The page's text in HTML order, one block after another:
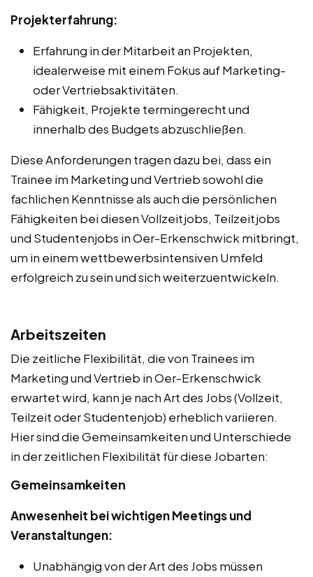
Projekterfahrung:
Erfahrung in der Mitarbeit an Projekten,
idealerweise mit einem Fokus auf Marketing-
oder Vertriebsaktivitäten.
Fähigkeit, Projekte termingerecht und
innerhalb des Budgets abzuschließen.
Diese Anforderungen tragen dazu bei, dass ein
Trainee im Marketing und Vertrieb sowohl die
fachlichen Kenntnisse als auch die persönlichen
Fähigkeiten bei diesen Vollzeitjobs, Teilzeitjobs
und Studentenjobs in Oer-Erkenschwick mitbringt,
um in einem wettbewerbsintensiven Umfeld
erfolgreich zu sein und sich weiterzuentwickeln.
Arbeitszeiten
Die zeitliche Flexibilität, die von Trainees im
Marketing und Vertrieb in Oer-Erkenschwick
erwartet wird, kann je nach Art des Jobs (Vollzeit,
Teilzeit oder Studentenjob) erheblich variieren.
Hier sind die Gemeinsamkeiten und Unterschiede
in der zeitlichen Flexibilität für diese Jobarten:
Gemeinsamkeiten
Anwesenheit bei wichtigen Meetings und
Veranstaltungen:
Unabhängig von der Art des Jobs müssen